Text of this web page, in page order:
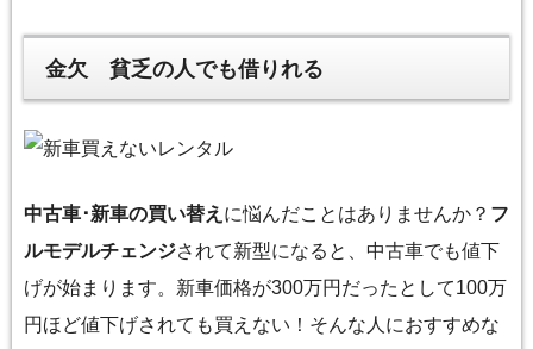
金欠 貧乏の人でも借りれる
中古車･新車の買い替え に悩んだことはありませんか？ フ
ルモデルチェンジされて新型になると、中古車でも値下
げが始まります。新車価格が300万円だったとして100万
円ほど値下げされても買えない！そんな人におすすめな